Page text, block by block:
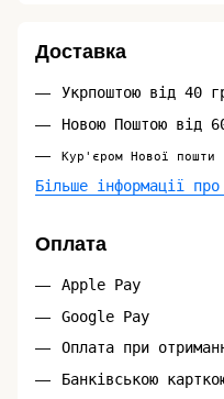
Доставка
Укрпоштою від 40
Новою Поштою від
Кур'єром Нової пошти
Більше інформації
Оплата
Apple Pay
Google Pay
Оплата при
Банківською